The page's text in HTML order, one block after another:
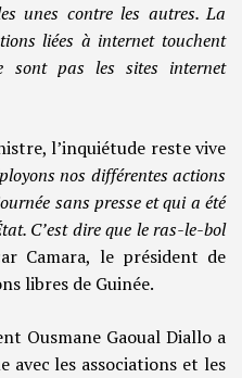
unes contre les autres. La
liées à internet touchent
sont pas les sites internet
l’inquiétude reste vive
nos différentes actions
sans presse et qui a été
C’est dire que le ras-le-bol
Camara, le président de
libres de Guinée.
Ousmane Gaoual Diallo a
avec les associations et les